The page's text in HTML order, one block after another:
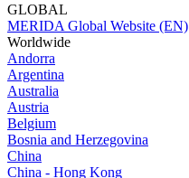
GLOBAL
MERIDA Global Website (EN)
Worldwide
Andorra
Argentina
Australia
Austria
Belgium
Bosnia and Herzegovina
China
China - Hong Kong